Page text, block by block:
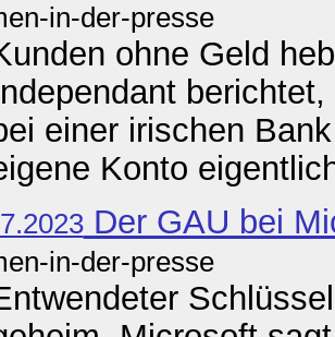
in-der-presse
ohne Geld
einer irischen
Konto
Der GAU bei
in-der-presse